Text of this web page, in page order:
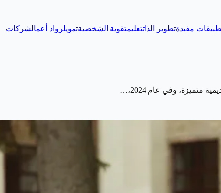
مفيدةتطوير الذاتتعليمتقوية الشخصيةتمويلرواد أعمالشركات
وفي عام 2024،…